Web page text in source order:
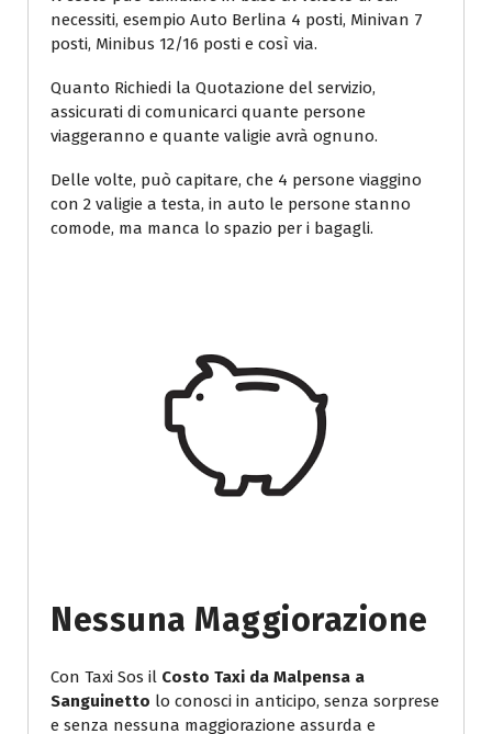
necessiti, esempio Auto Berlina 4 posti, Minivan 7
posti, Minibus 12/16 posti e così via.
Quanto Richiedi la Quotazione del servizio,
assicurati di comunicarci quante persone
viaggeranno e quante valigie avrà ognuno.
Delle volte, può capitare, che 4 persone viaggino
con 2 valigie a testa, in auto le persone stanno
comode, ma manca lo spazio per i bagagli.
Nessuna Maggiorazione
Con Taxi Sos il Costo Taxi da Malpensa a
Sanguinetto lo conosci in anticipo, senza sorprese
e senza nessuna maggiorazione assurda e